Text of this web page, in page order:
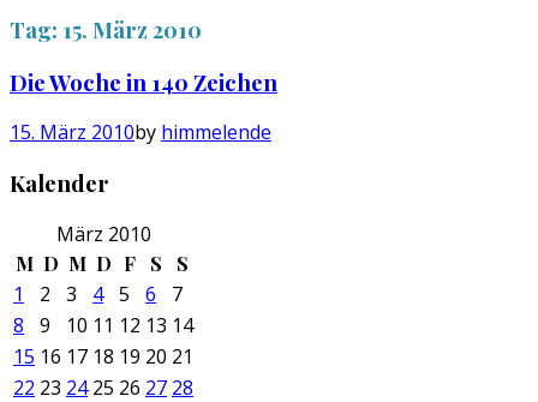
anzeigen
Tag: 15. März 2010
Die Woche in 140 Zeichen
15. März 2010by himmelende
Kalender
März 2010
M D M D F S S
1 2 3 4 5 6
7
8
9 10 11 12 13 14
15 16 17 18 19 20 21
22 23 24 25 26 27 28